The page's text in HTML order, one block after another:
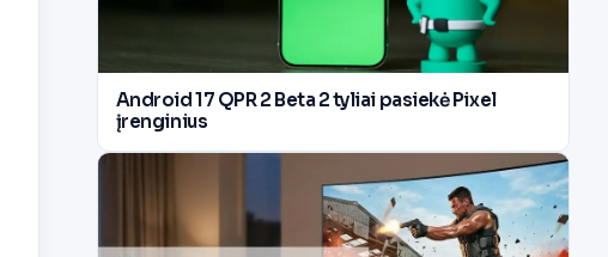
Android 17 QPR 2 Beta 2 tyliai pasiekė Pixel
įrenginius